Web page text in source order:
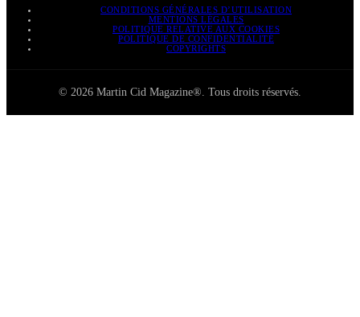
CONDITIONS GÉNÉRALES D’UTILISATION
MENTIONS LÉGALES
POLITIQUE RELATIVE AUX COOKIES
POLITIQUE DE CONFIDENTIALITÉ
COPYRIGHTS
© 2026 Martin Cid Magazine®. Tous droits réservés.